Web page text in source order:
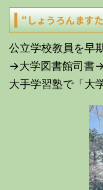
“しょうろんます
公立学校教員を早
→大学図書館司書
大手学習塾で「大